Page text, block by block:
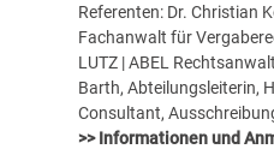
Referenten: Dr. Christian
Fachanwalt für
LUTZ | ABEL
Barth, Abteilungsleiterin,
Consultant,
>> Informationen und